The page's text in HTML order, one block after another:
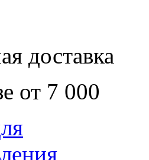
доставка
от 7 000